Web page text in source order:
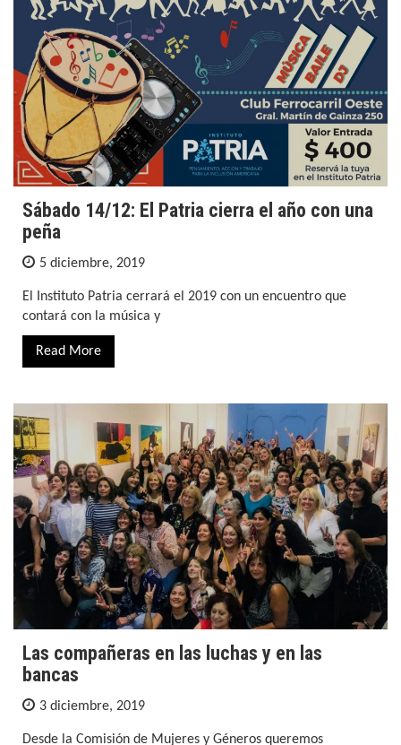
Sábado 14/12: El Patria cierra el año con una
peña
5 diciembre, 2019
El Instituto Patria cerrará el 2019 con un encuentro que
contará con la música y
Read More
Las compañeras en las luchas y en las
bancas
3 diciembre, 2019
Desde la Comisión de Mujeres y Géneros queremos